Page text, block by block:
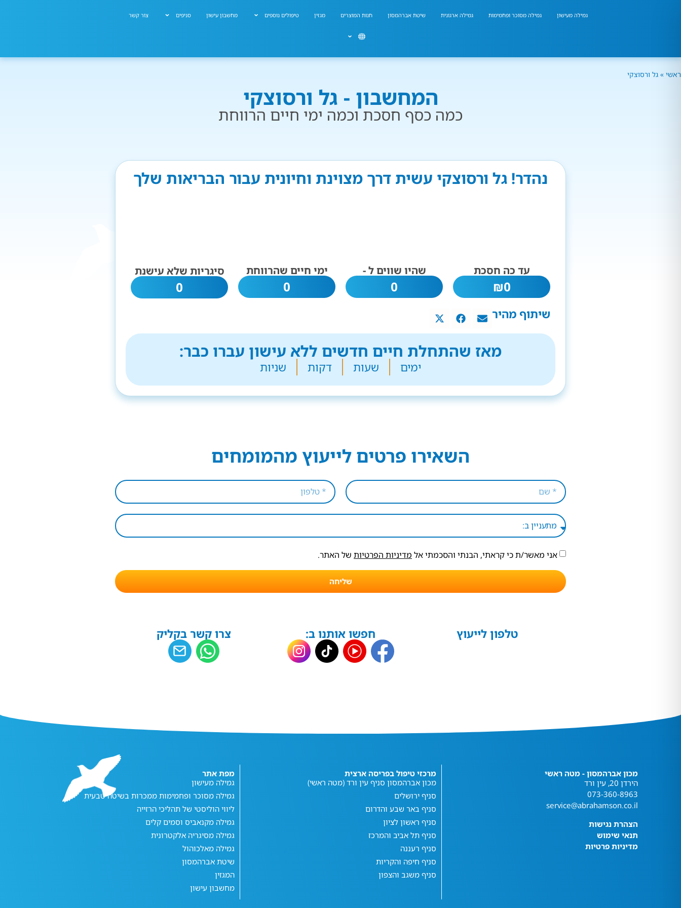
גמילה מעישון גמילה מסוכר ופחמימות גמילה ארגונית שיטת אברהמסון חנות המוצרים מגזין טיפולים נוספים מחשבון עישון סניפים צור קשר
ראשי » גל ורסוצקי
המחשבון - גל ורסוצקי
כמה כסף חסכת וכמה ימי חיים הרווחת
נהדר! גל ורסוצקי עשית דרך מצוינת וחיונית עבור הבריאות שלך
עד כה חסכת
0
₪
שהיו שווים ל -
0
ימי חיים שהרווחת
0
סיגריות שלא עישנת
0
שיתוף מהיר
מאז שהתחלת חיים חדשים ללא עישון עברו כבר:
ימים שעות דקות שניות
השאירו פרטים לייעוץ מהמומחים
אני מאשר/ת כי קראתי, הבנתי והסכמתי אל מדיניות הפרטיות של האתר.
שליחה
טלפון לייעוץ חפשו אותנו ב: צרו קשר בקליק
מכון אברהמסון - מטה ראשי
הירדן 20, עין ורד
073-360-8963
service@abrahamson.co.il
הצהרת נגישות
תנאי שימוש
מדיניות פרטיות
מרכזי טיפול בפריסה ארצית
מכון אברהמסון סניף עין ורד (מטה ראשי)
סניף ירושלים
סניף באר שבע והדרום
סניף ראשון לציון
סניף תל אביב והמרכז
סניף רעננה
סניף חיפה והקריות
סניף משגב והצפון
מפת אתר
גמילה מעישון
גמילה מסוכר ופחמימות ממכרות בשיטה טבעית
ליווי הוליסטי של תהליכי הרזייה
גמילה מקנאביס וסמים קלים
גמילה מסיגריה אלקטרונית
גמילה מאלכוהול
שיטת אברהמסון
המגזין
מחשבון עישון